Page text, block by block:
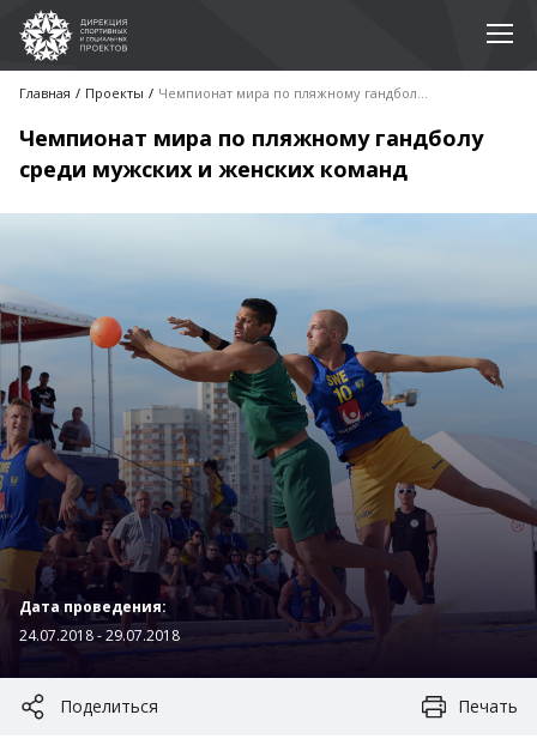
Главная Проекты Чемпионат мира по пляжному гандболу среди мужских и женских команд
Чемпионат мира по пляжному гандболу
среди мужских и женских команд
Дата проведения:
24.07.2018 - 29.07.2018
Поделиться Печать